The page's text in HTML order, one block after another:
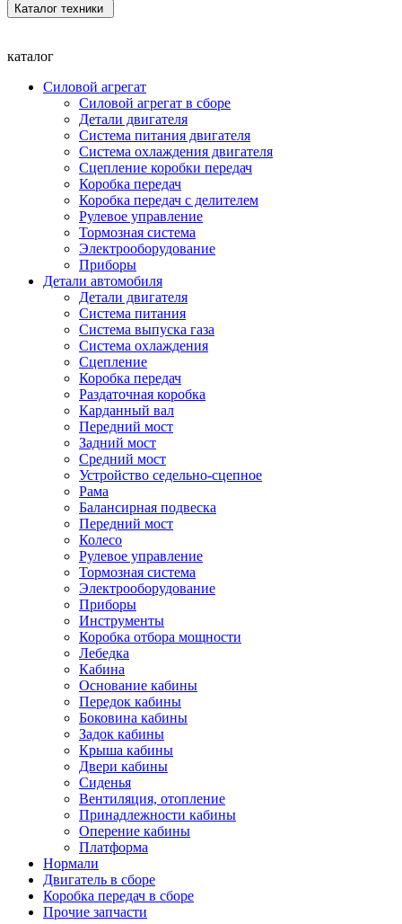
Каталог техники
каталог
Силовой агрегат
Силовой агрегат в сборе
Детали двигателя
Система питания двигателя
Система охлаждения двигателя
Сцепление коробки передач
Коробка передач
Коробка передач с делителем
Рулевое управление
Тормозная система
Электрооборудование
Приборы
Детали автомобиля
Детали двигателя
Система питания
Система выпуска газа
Система охлаждения
Сцепление
Коробка передач
Раздаточная коробка
Карданный вал
Передний мост
Задний мост
Cредний мост
Устройство седельно-сцепное
Рама
Балансирная подвеска
Передний мост
Колесо
Рулевое управление
Тормозная система
Электрооборудование
Приборы
Инструменты
Коробка отбора мощности
Лебедка
Кабина
Основание кабины
Передок кабины
Боковина кабины
Задок кабины
Крыша кабины
Двери кабины
Сиденья
Вентиляция, отопление
Принадлежности кабины
Оперение кабины
Платформа
Нормали
Двигатель в сборе
Коробка передач в сборе
Прочие запчасти